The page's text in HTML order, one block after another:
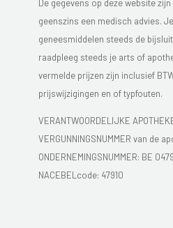
De gegevens op deze website
geenszins een medisch advies.
geneesmiddelen steeds de
raadpleeg steeds je arts of
vermelde prijzen zijn inclusief
prijswijzigingen en of typfouten.
VERANTWOORDELIJKE
VERGUNNINGSNUMMER van de
ONDERNEMINGSNUMMER: BE
NACEBELcode: 47910